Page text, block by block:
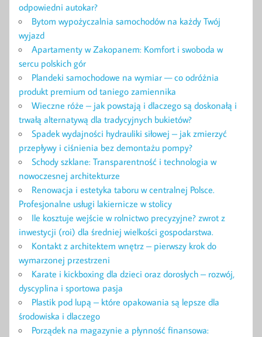
odpowiedni autokar?
Bytom wypożyczalnia samochodów na każdy Twój
wyjazd
Apartamenty w Zakopanem: Komfort i swoboda w
sercu polskich gór
Plandeki samochodowe na wymiar — co odróżnia
produkt premium od taniego zamiennika
Wieczne róże – jak powstają i dlaczego są doskonałą i
trwałą alternatywą dla tradycyjnych bukietów?
Spadek wydajności hydrauliki siłowej – jak zmierzyć
przepływy i ciśnienia bez demontażu pompy?
Schody szklane: Transparentność i technologia w
nowoczesnej architekturze
Renowacja i estetyka taboru w centralnej Polsce.
Profesjonalne usługi lakiernicze w stolicy
Ile kosztuje wejście w rolnictwo precyzyjne? zwrot z
inwestycji (roi) dla średniej wielkości gospodarstwa.
Kontakt z architektem wnętrz – pierwszy krok do
wymarzonej przestrzeni
Karate i kickboxing dla dzieci oraz dorosłych – rozwój,
dyscyplina i sportowa pasja
Plastik pod lupą – które opakowania są lepsze dla
środowiska i dlaczego
Porządek na magazynie a płynność finansowa: